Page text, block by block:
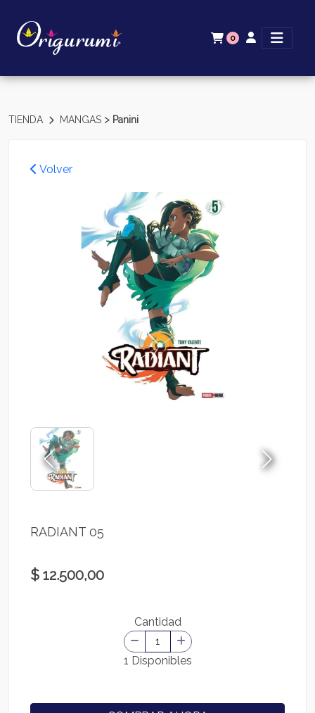
0
TIENDA MANGAS > Panini
Volver
RADIANT 05
$ 12.500,00
Cantidad
1 Disponibles